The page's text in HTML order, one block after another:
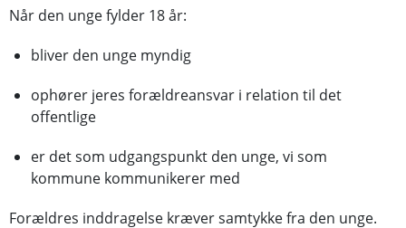
Når den unge fylder 18 år:
bliver den unge myndig
ophører jeres forældreansvar i relation til det
offentlige
er det som udgangspunkt den unge, vi som
kommune kommunikerer med
Forældres inddragelse kræver samtykke fra den unge.